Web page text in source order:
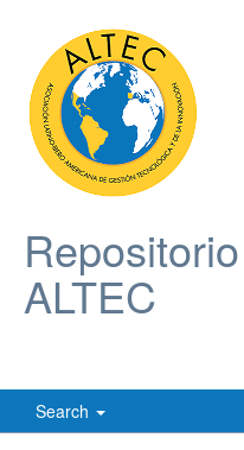
ALTEC
Search